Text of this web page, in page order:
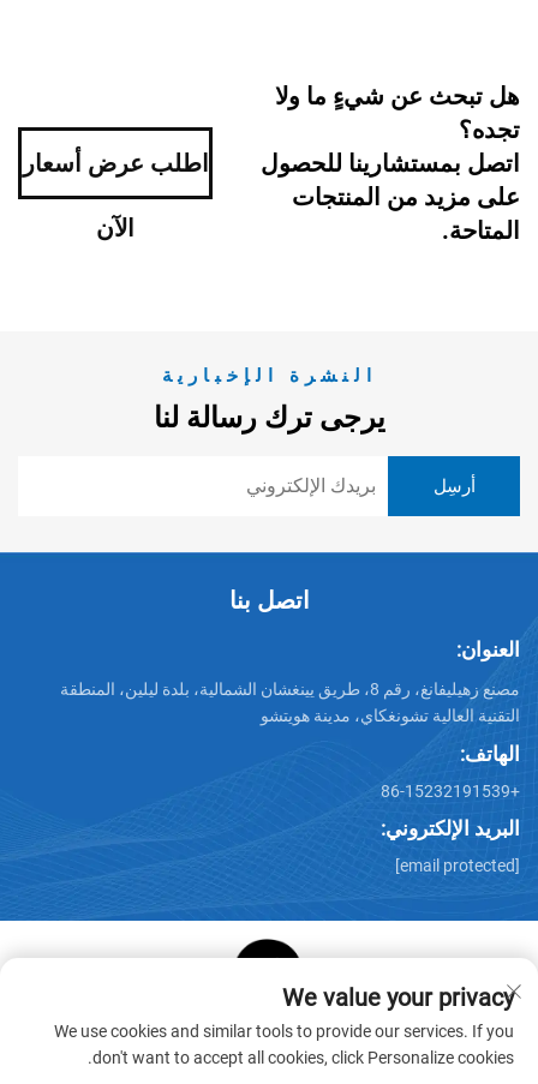
هل تبحث عن شيءٍ ما ولا
تجده؟
اتصل بمستشارينا للحصول
على مزيد من المنتجات
المتاحة.
اطلب عرض أسعار
الآن
النشرة الإخبارية
يرجى ترك رسالة لنا
اتصل بنا
العنوان:
مصنع زهيليفانغ، رقم 8، طريق يينغشان الشمالية، بلدة ليلين، المنطقة
التقنية العالية تشونغكاي، مدينة هويتشو
الهاتف:
+86-15232191539
البريد الإلكتروني:
[email protected]
حقوق الطبع والنشر © شركة هويتشو ستار كيوب لمنتجات الورق
المحدودة. جميع الحقوق محفوظة -سياسة الخصوصية-المدونة
We value your privacy
We use cookies and similar tools to provide our services. If you
don't want to accept all cookies, click Personalize cookies.